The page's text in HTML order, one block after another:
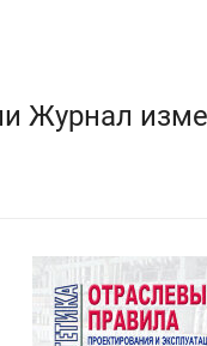
Журнал